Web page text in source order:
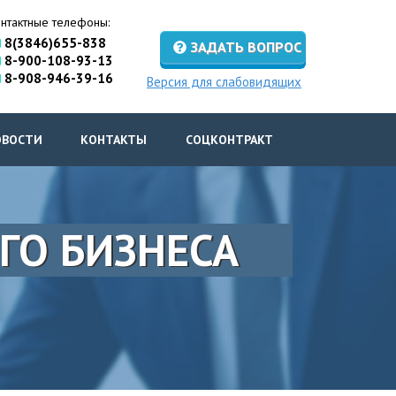
телефоны:
8(3846)655-838
8-900-108-93-13
8-908-946-39-16
ЗАДАТЬ ВОПРОС
Версия для слабовидящих
КОНТАКТЫ СОЦКОНТРАКТ
БИЗНЕСА